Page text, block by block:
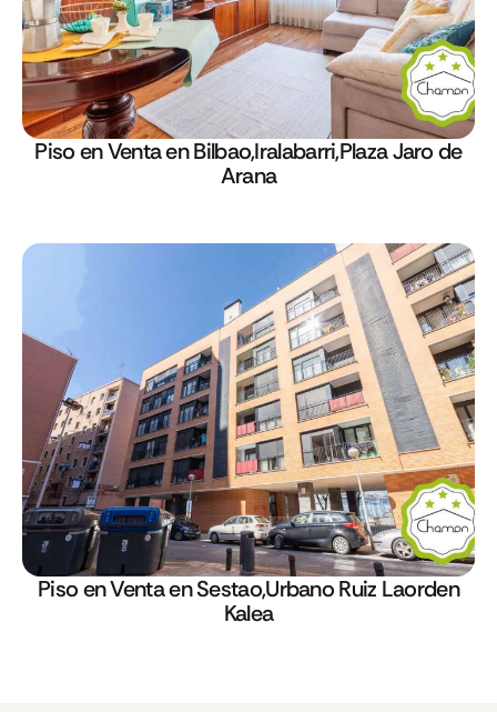
Piso en Venta en Bilbao,Iralabarri,Plaza Jaro de
Arana
Piso en Venta en Sestao,Urbano Ruiz Laorden
Kalea